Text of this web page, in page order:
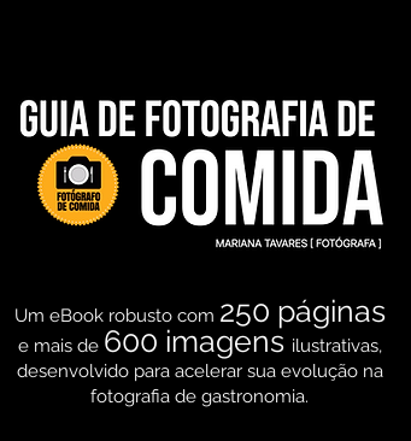
Um eBook robusto com 250 páginas
e mais de 600 imagens ilustrativas,
desenvolvido para acelerar sua evolução na
fotografia de gastronomia.